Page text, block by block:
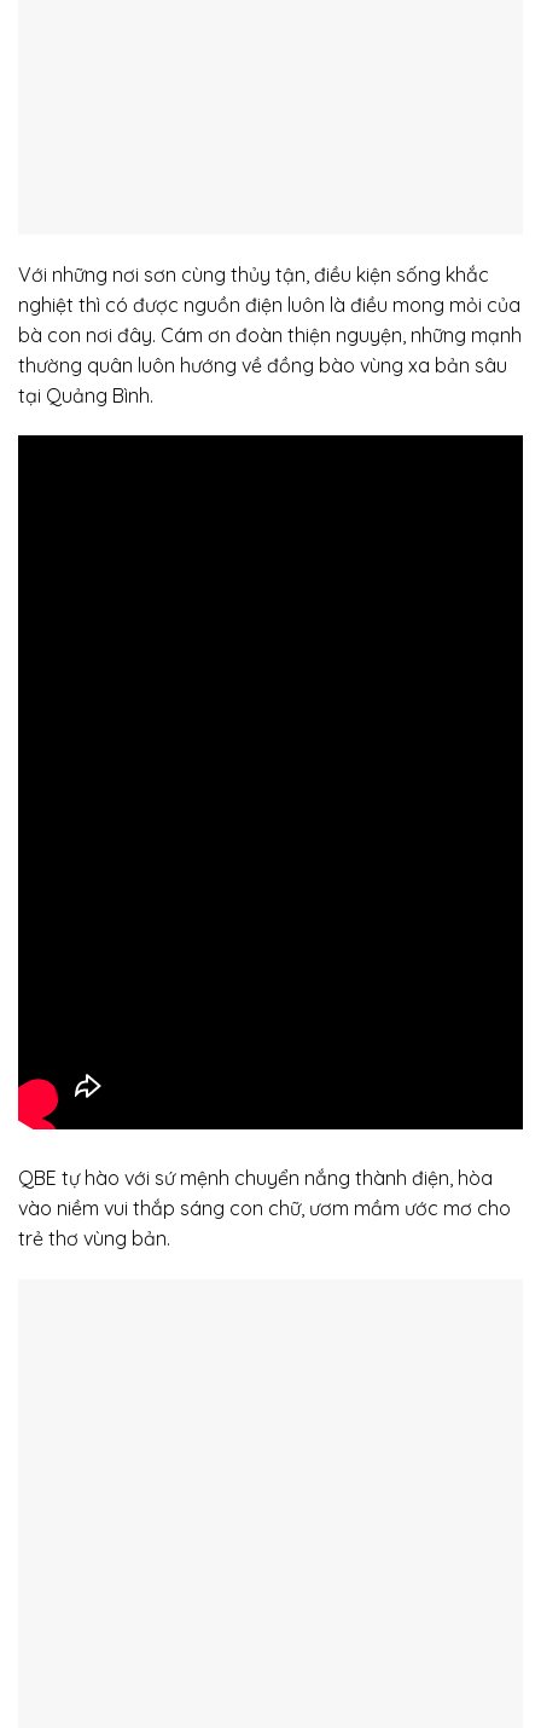
Với những nơi sơn cùng thủy tận, điều kiện sống khắc
nghiệt thì có được nguồn điện luôn là điều mong mỏi của
bà con nơi đây. Cám ơn đoàn thiện nguyện, những mạnh
thường quân luôn hướng về đồng bào vùng xa bản sâu
tại Quảng Bình.
QBE tự hào với sứ mệnh chuyển nắng thành điện, hòa
vào niềm vui thắp sáng con chữ, ươm mầm ước mơ cho
trẻ thơ vùng bản.